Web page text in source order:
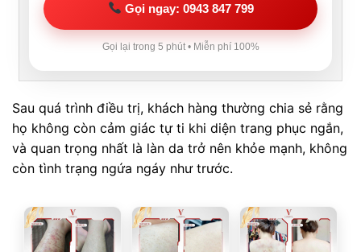
Gọi ngay: 0943 847 799
Gọi lại trong 5 phút • Miễn phí 100%
Sau quá trình điều trị, khách hàng thường chia sẻ rằng
họ không còn cảm giác tự ti khi diện trang phục ngắn,
và quan trọng nhất là làn da trở nên khỏe mạnh, không
còn tình trạng ngứa ngáy như trước.